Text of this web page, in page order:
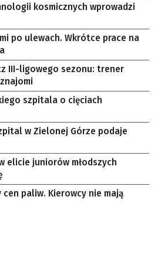
kosmicznych wprowadzi
po ulewach. Wkrótce prace na
III-ligowego sezonu: trener
szpitala o cięciach
w Zielonej Górze podaje
elicie juniorów młodszych
cen paliw. Kierowcy nie mają